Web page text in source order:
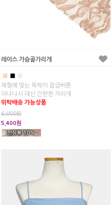
레이스 가슴골가리개
■
체형에 맞는 똑딱이 잠금버튼
이너나시 대신 간편한 가리개
위탁배송 가능상품
6,000원
5,400원